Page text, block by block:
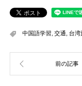
中国語学習 交通 台湾